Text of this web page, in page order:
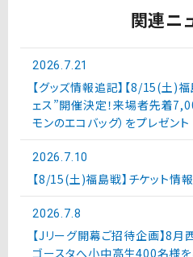
関連ニ
2026.7.21
【グッズ情報追記】【8/15(土)
ェス”開催決定！来場者先着
モンのエコバッグ）をプレゼント
2026.7.10
【8/15(土)福島戦】チケット情
2026.7.8
【Jリーグ開幕ご招待企画】8
ゴースタへ小中高生400名様